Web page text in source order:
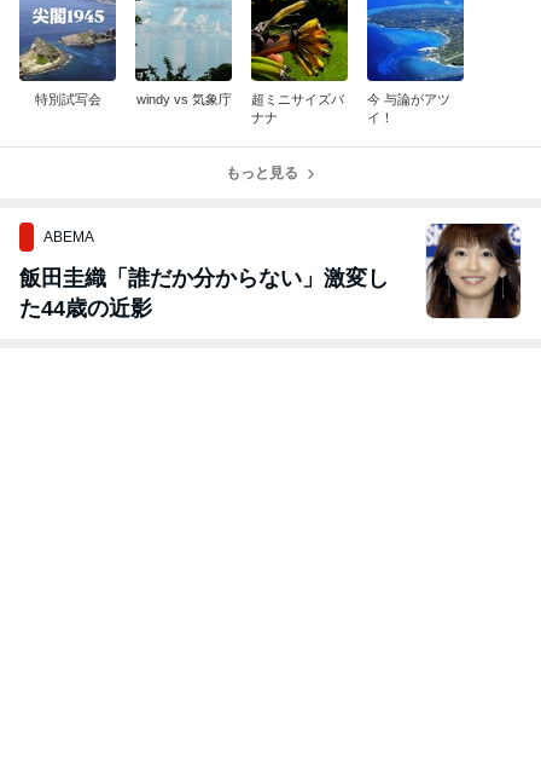
特別試写会 windy vs 気象庁
超ミニサイズバ
ナナ
今 与論がアツ
イ！
もっと見る
ABEMA
飯田圭織「誰だか分からない」激変し
た44歳の近影